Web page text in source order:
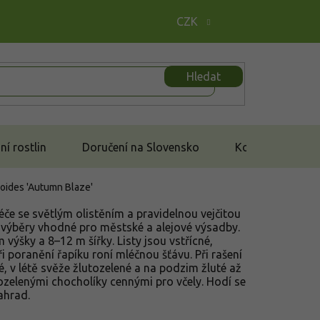
CZK
Hledat
rostlin Doručení na Slovensko Kontakt
'Autumn Blaze'
se světlým olistěním a pravidelnou vejčitou
vhodné pro městské a alejové výsadby.
a 8–12 m šířky. Listy jsou vstřícné,
poranění řapíku roní mléčnou šťávu. Při rašení
v létě svěže žlutozelené a na podzim žluté až
chocholíky cennými pro včely. Hodí se